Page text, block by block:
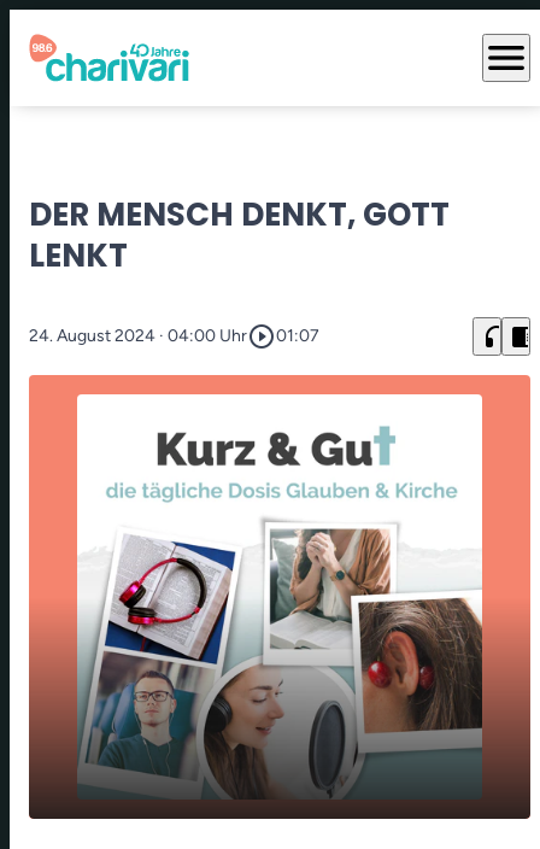
menu
DER MENSCH DENKT, GOTT
LENKT
24. August 2024 · 04:00 Uhrplay_circle_outline01:07 headphones chrome_reader_mode